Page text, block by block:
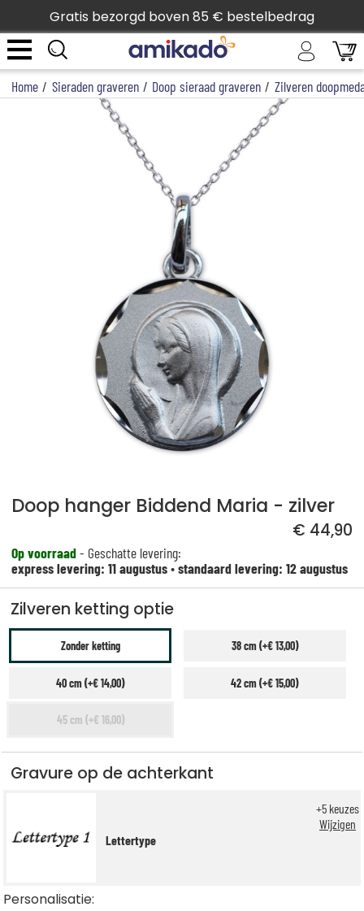
Gratis bezorgd boven 85 € bestelbedrag
Home / Sieraden graveren / Doop sieraad graveren / Zilveren
Doop hanger Biddend Maria - zilver
€ 44,90
Op voorraad- Geschatte levering:
express levering: 11 augustus•standaard levering: 12 augustus
Zilveren ketting optie
Zonder ketting 38 cm (+€ 13,00)
40 cm (+€ 14,00) 42 cm (+€ 15,00)
45 cm (+€ 16,00)
Gravure op de achterkant
Lettertype
+5 keuzes
Wijzigen
Personalisatie: